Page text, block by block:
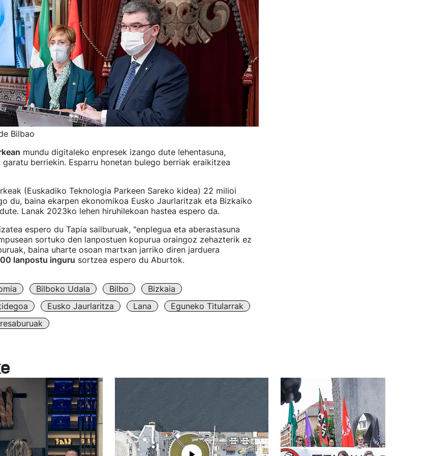
Bilbao
mundu digitaleko enpresek izango dute lehentasuna,
berriekin. Esparru honetan bulego berriak eraikitzea
(Euskadiko Teknologia Parkeen Sareko kidea) 22 milioi
du, baina ekarpen ekonomikoa Eusko Jaurlaritzak eta Bizkaiko
Lanak 2023ko lehen hiruhilekoan hastea espero da.
espero du Tapia sailburuak, "enplegua eta aberastasuna
sortuko den lanpostuen kopurua oraingoz zehazterik ez
baina uharte osoan martxan jarriko diren jarduera
lanpostu inguru sortzea espero du Aburtok.
Bilboko Udala Bilbo
Bizkaia
Eusko Jaurlaritza Lana
Eguneko Titularrak